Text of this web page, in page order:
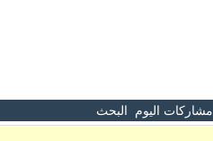
مشاركات اليوم البحث